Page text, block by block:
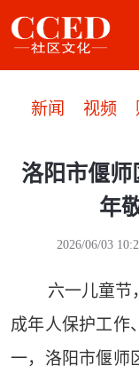
新闻 视频
洛阳市偃
年
2026/06/03
六一儿童节
成年人保护工作
一，洛阳市偃师